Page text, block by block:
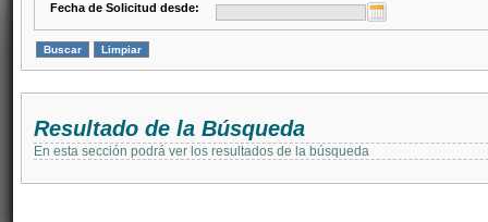
Fecha de Solicitud desde:
Resultado de la Búsqueda
En esta sección podrá ver los resultados de la búsqueda